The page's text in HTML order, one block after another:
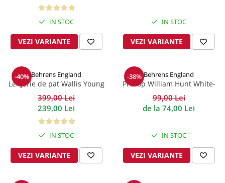
IN STOC
VEZI VARIANTE
IN STOC
VEZI VARIANTE
-40% Behrens England
Lenjerie de pat Wallis Young
Hive Percale
399,00 Lei
239,00 Lei
IN STOC
VEZI VARIANTE
-38% Behrens England
Prosop William Hunt White-
Navy 600GSM
99,00 Lei
de la 74,00 Lei
IN STOC
VEZI VARIANTE